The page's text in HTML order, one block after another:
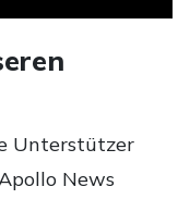
Unterstützer
News